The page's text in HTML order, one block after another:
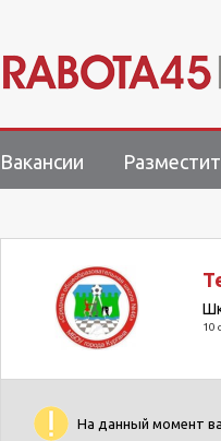
Вакансии
10
На данный момент